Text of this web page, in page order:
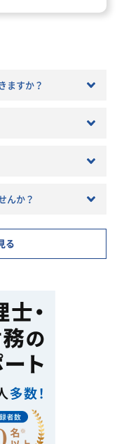
ランに応じて自分に合
士法人を選ぶことが非
人を選ぶとこんな筈で
法人の特徴や税理士法人
ますか？
んか？
る